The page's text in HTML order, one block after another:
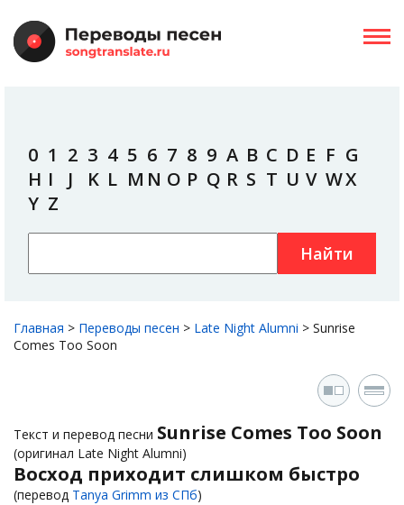
0 1 2 3 4 5 6 7 8 9 A B C D E F G
H I J K L M N O P Q R S T U V WX
Y Z
Найти
Главная > Переводы песен > Late Night Alumni > Sunrise
Comes Too Soon
Текст и перевод песни Sunrise Comes Too Soon
(оригинал Late Night Alumni)
Восход приходит слишком быстро
(перевод Tanya Grimm из СПб)